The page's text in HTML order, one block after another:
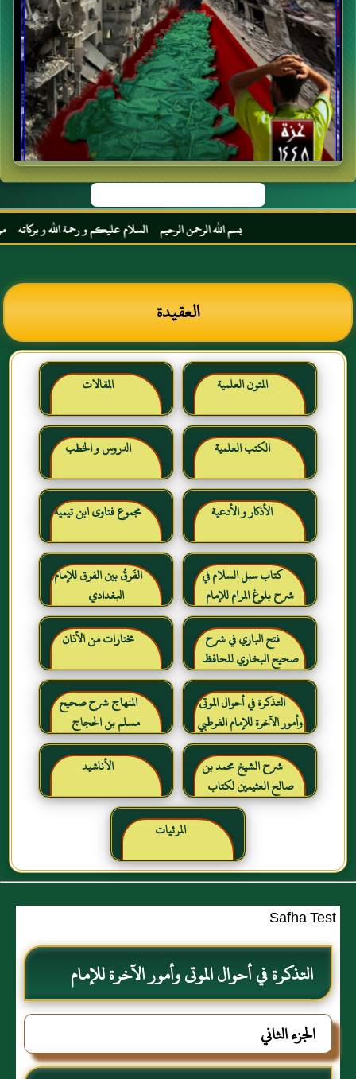
بسم الله الرحمن الرحيم السلام عليكم و رحمة الله و بركاته مرحبا
العقيدة
المتون العلمية المقالات
الكتب العلمية الدروس و الخطب
الأذكار و الأدعية مجموع فتاوى ابن تيمية
كتاب سبل السلام في
شرح بلوغ المرام للإمام
الصنعاني رحمه الله
الفَرقُ بين الفرق للإمام
البغدادي
فتح الباري في شرح
صحيح البخاري للحافظ
ابن حجر العسقلاني
مختارات من الأذان
التذكرة في أحوال الموتى
وأمور الآخرة للإمام الفرطبي
رحمه الله
المنهاج شرح صحيح
مسلم بن الحجاج
شرح الشيخ محمد بن
صالح العثيمين لكتاب
رياض الصالحين للإمام
النووي رحمهم الله تعالى
الأناشيد
المرئيات
Safha Test
التذكرة في أحوال الموتى وأمور الآخرة للإمام
الفرطبي رحمه الله
الجزء الثاني